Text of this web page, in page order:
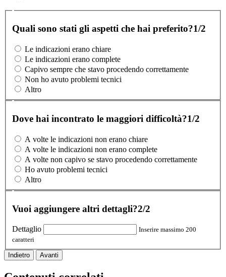
Quali sono stati gli aspetti che hai preferito?1/2
Le indicazioni erano chiare
Le indicazioni erano complete
Capivo sempre che stavo procedendo correttamente
Non ho avuto problemi tecnici
Altro
Dove hai incontrato le maggiori difficoltà?1/2
A volte le indicazioni non erano chiare
A volte le indicazioni non erano complete
A volte non capivo se stavo procedendo correttamente
Ho avuto problemi tecnici
Altro
Vuoi aggiungere altri dettagli?2/2
Dettaglio
Inserire massimo 200
caratteri
Indietro Avanti